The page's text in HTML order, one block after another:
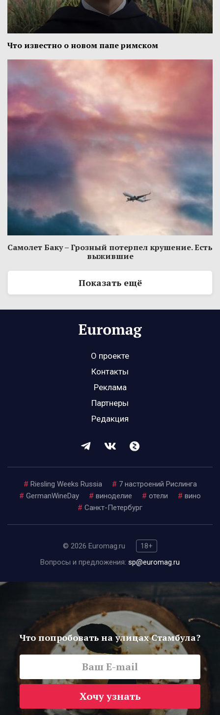
Что известно о новом папе римском
Самолет Баку – Грозный потерпел крушение. Есть
выжившие
Показать ещё
О проекте
Контакты
Реклама
Партнеры
Редакция
# Riesling Weeks Russia # 7 настроений Рислинга
# GermanWineDay # виноделие # отели # вино
# Санкт-Петербург
© 2026 Euromag.ru
18+
Вопросы и предложения: sp@euromag.ru
Что попробовать на улицах Стамбула?
Хочу узнать